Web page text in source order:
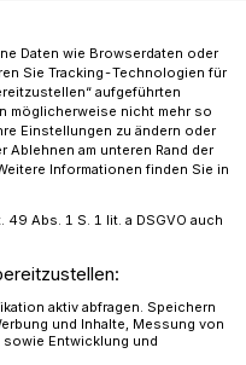
Daten wie Browserdaten oder
Sie Tracking-Technologien für
aufgeführten
möglicherweise nicht mehr so
Einstellungen zu ändern oder
Ablehnen am unteren Rand der
Informationen finden Sie in
Abs. 1 S. 1 lit. a DSGVO auch
aktiv abfragen. Speichern
und Inhalte, Messung von
Entwicklung und